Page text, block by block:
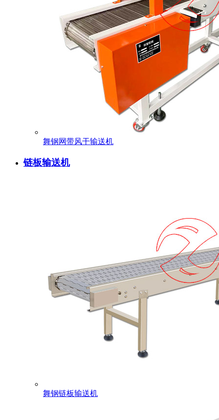
舞钢网带风干输送机
链板输送机
舞钢链板输送机